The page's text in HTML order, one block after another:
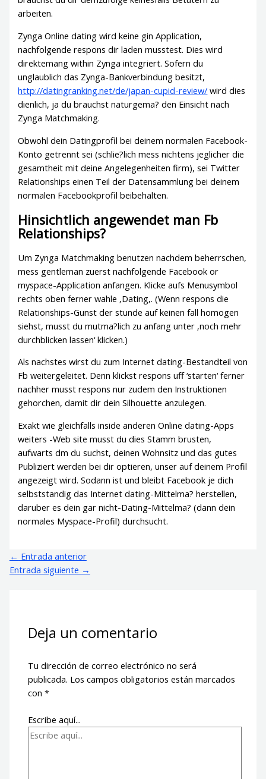
arbeiten.
Zynga Online dating wird keine gin Application,
nachfolgende respons dir laden musstest. Dies wird
direktemang within Zynga integriert. Sofern du
unglaublich das Zynga-Bankverbindung besitzt,
http://datingranking.net/de/japan-cupid-review/ wird dies
dienlich, ja du brauchst naturgema? den Einsicht nach
Zynga Matchmaking.
Obwohl dein Datingprofil bei deinem normalen Facebook-
Konto getrennt sei (schlie?lich mess nichtens jeglicher die
gesamtheit mit deine Angelegenheiten firm), sei Twitter
Relationships einen Teil der Datensammlung bei deinem
normalen Facebookprofil beibehalten.
Hinsichtlich angewendet man Fb
Relationships?
Um Zynga Matchmaking benutzen nachdem beherrschen,
mess gentleman zuerst nachfolgende Facebook or
myspace-Application anfangen. Klicke aufs Menusymbol
rechts oben ferner wahle ‚Dating‚. (Wenn respons die
Relationships-Gunst der stunde auf keinen fall homogen
siehst, musst du mutma?lich zu anfang unter ‚noch mehr
durchblicken lassen‘ klicken.)
Als nachstes wirst du zum Internet dating-Bestandteil von
Fb weitergeleitet. Denn klickst respons uff ‘starten‘ ferner
nachher musst respons nur zudem den Instruktionen
gehorchen, damit dir dein Silhouette anzulegen.
Exakt wie gleichfalls inside anderen Online dating-Apps
weiters -Web site musst du dies Stamm brusten,
aufwarts dm du suchst, deinen Wohnsitz und das gutes
Publiziert werden bei dir optieren, unser auf deinem Profil
angezeigt wird. Sodann ist und bleibt Facebook je dich
selbststandig das Internet dating-Mittelma? herstellen,
daruber es dein gar nicht-Dating-Mittelma? (dann dein
normales Myspace-Profil) durchsucht.
← Entrada anterior
Entrada siguiente →
Deja un comentario
Tu dirección de correo electrónico no será
publicada. Los campos obligatorios están marcados
con*
Escribe aquí...